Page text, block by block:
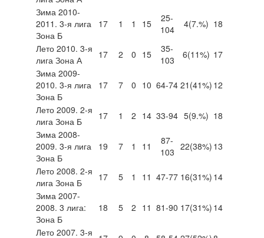
Зима 2010-
2011. 3-я лига
Зона Б
17 1 1 15
25-
104
4(7.%) 18
Лето 2010. 3-я
лига Зона А
17 2 0 15
35-
103
6(11%) 17
Зима 2009-
2010. 3-я лига
Зона Б
17 7 0 10 64-74 21 (41%) 12
Лето 2009. 2-я
лига Зона Б
17 1 2 14 33-94 5(9.%) 18
Зима 2008-
2009. 3-я лига
Зона Б
19 7 1 11
87-
103 22(38%) 13
Лето 2008. 2-я
лига Зона Б
17 5 1 11 47-77 16(31%) 14
Зима 2007-
2008. 3 лига:
Зона Б
18 5 2 11 81-90 17(31%) 14
Лето 2007. 3-я